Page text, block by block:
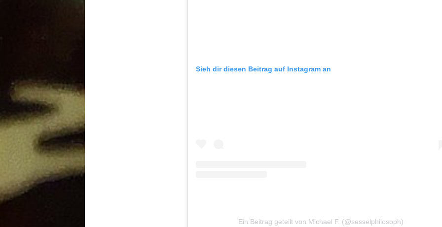
Sieh dir diesen Beitrag auf Instagram an
Ein Beitrag geteilt von Michael F. (@sesselphilosoph)